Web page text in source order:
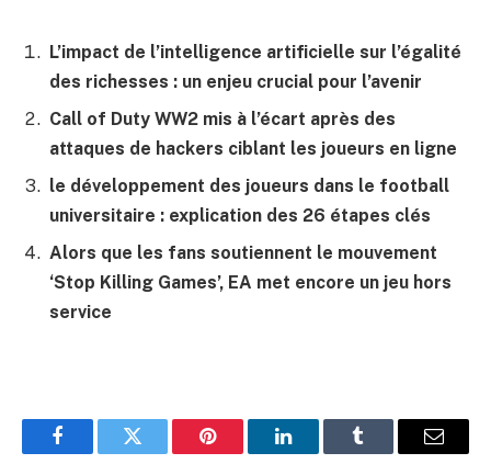
L’impact de l’intelligence artificielle sur l’égalité
des richesses : un enjeu crucial pour l’avenir
Call of Duty WW2 mis à l’écart après des
attaques de hackers ciblant les joueurs en ligne
le développement des joueurs dans le football
universitaire : explication des 26 étapes clés
Alors que les fans soutiennent le mouvement
‘Stop Killing Games’, EA met encore un jeu hors
service
FacebookTwitter Pinterest LinkedInTumblr
E-